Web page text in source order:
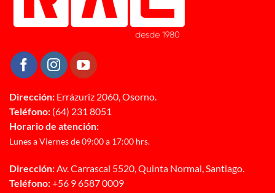
Dirección: Errázuriz 2060, Osorno.
Teléfono: (64) 231 8051
Horario de atención:
Lunes a Viernes de 09:00 a 17:00 hrs.
Dirección: Av. Carrascal 5520, Quinta Normal, Santiago.
Teléfono:+56 9 6587 0009